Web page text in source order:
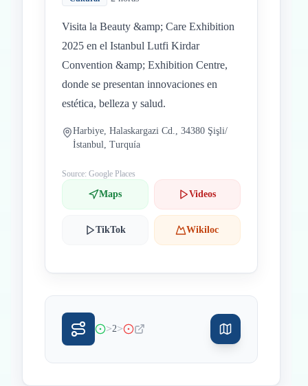
Visita la Beauty &amp; Care Exhibition
2025 en el Istanbul Lutfi Kirdar
Convention &amp; Exhibition Centre,
donde se presentan innovaciones en
estética, belleza y salud.
Harbiye, Halaskargazi Cd., 34380 Şişli/
İstanbul, Turquía
Source: Google Places
Maps Videos
TikTok Wikiloc
>2>